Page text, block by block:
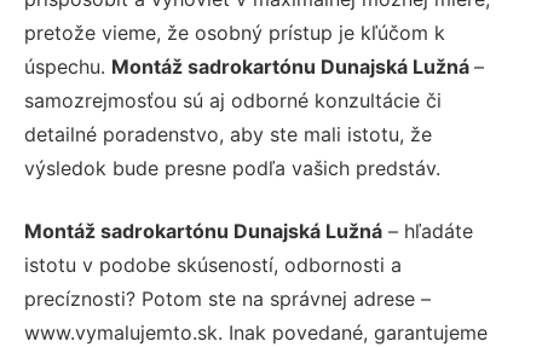
pretože vieme, že osobný prístup je kľúčom k
úspechu. Montáž sadrokartónu Dunajská Lužná –
samozrejmosťou sú aj odborné konzultácie či
detailné poradenstvo, aby ste mali istotu, že
výsledok bude presne podľa vašich predstáv.
Montáž sadrokartónu Dunajská Lužná – hľadáte
istotu v podobe skúseností, odbornosti a
precíznosti? Potom ste na správnej adrese –
www.vymalujemto.sk. Inak povedané, garantujeme